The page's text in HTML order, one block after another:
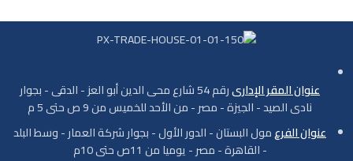
عنوان المقر الإدارى
رقم 54 شارع محى الدين أبو العز - الدقى - بجوار
نادى الصيد - الجيزة - مصر - من الأحد للخميس من 9 ص حتى 5 م
عنوان الفرعمول البستان - الدور الأول - بجوار شركة العمار - وسط البلد
- القاهرة - مصر - يوميا من 11ص حتى 10م